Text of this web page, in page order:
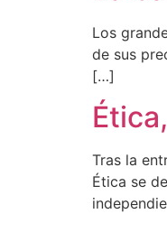
Los
de sus
[…]
Tras la
Ética se